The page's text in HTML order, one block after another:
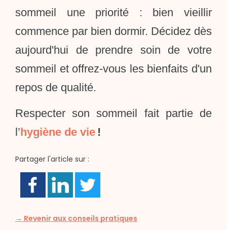
sommeil une priorité : bien vieillir
commence par bien dormir. Décidez dès
aujourd'hui de prendre soin de votre
sommeil et offrez-vous les bienfaits d'un
repos de qualité.
Respecter son sommeil fait partie de
l’ hygiène de vie !
Partager l'article sur :
→ Revenir aux conseils pratiques